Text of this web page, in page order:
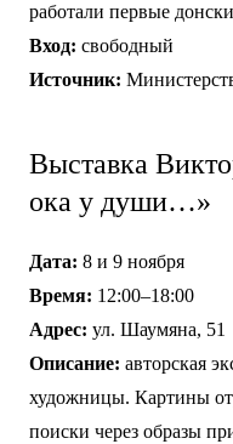
работали первые
Вход: свободный
Источник:
Выставка
ока у души…»
Дата: 8 и 9 ноября
Время: 12:00–18:00
Адрес: ул. Шаумяна, 51
Описание: авторская
художницы. Картины
поиски через образы